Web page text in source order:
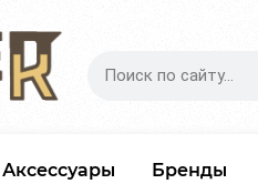
Аксессуары Бренды